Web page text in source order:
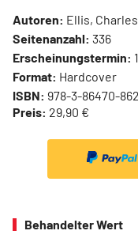
Autoren: Ellis, Charles
Seitenanzahl: 336
Erscheinungstermin:
Format: Hardcover
ISBN: 978-3-86470-
Preis: 29,90 €
Behandelter Wert